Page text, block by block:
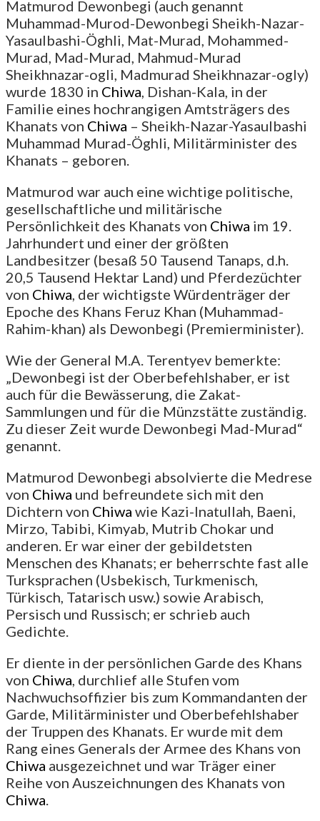
Matmurod Dewonbegi (auch genannt
Muhammad-Murod-Dewonbegi Sheikh-Nazar-
Yasaulbashi-Öghli, Mat-Murad, Mohammed-
Murad, Mad-Murad, Mahmud-Murad
Sheikhnazar-ogli, Madmurad Sheikhnazar-ogly)
wurde 1830 in Chiwa , Dishan-Kala, in der
Familie eines hochrangigen Amtsträgers des
Khanats von Chiwa – Sheikh-Nazar-Yasaulbashi
Muhammad Murad-Öghli, Militärminister des
Khanats – geboren.
Matmurod war auch eine wichtige politische,
gesellschaftliche und militärische
Persönlichkeit des Khanats von Chiwa im 19.
Jahrhundert und einer der größten
Landbesitzer (besaß 50 Tausend Tanaps, d.h.
20,5 Tausend Hektar Land) und Pferdezüchter
von Chiwa , der wichtigste Würdenträger der
Epoche des Khans Feruz Khan (Muhammad-
Rahim-khan) als Dewonbegi (Premierminister).
Wie der General M.A. Terentyev bemerkte:
„Dewonbegi ist der Oberbefehlshaber, er ist
auch für die Bewässerung, die Zakat-
Sammlungen und für die Münzstätte zuständig.
Zu dieser Zeit wurde Dewonbegi Mad-Murad“
genannt.
Matmurod Dewonbegi absolvierte die Medrese
von Chiwa und befreundete sich mit den
Dichtern von Chiwa wie Kazi-Inatullah, Baeni,
Mirzo, Tabibi, Kimyab, Mutrib Chokar und
anderen. Er war einer der gebildetsten
Menschen des Khanats; er beherrschte fast alle
Turksprachen (Usbekisch, Turkmenisch,
Türkisch, Tatarisch usw.) sowie Arabisch,
Persisch und Russisch; er schrieb auch
Gedichte.
Er diente in der persönlichen Garde des Khans
von Chiwa , durchlief alle Stufen vom
Nachwuchsoffizier bis zum Kommandanten der
Garde, Militärminister und Oberbefehlshaber
der Truppen des Khanats. Er wurde mit dem
Rang eines Generals der Armee des Khans von
Chiwa ausgezeichnet und war Träger einer
Reihe von Auszeichnungen des Khanats von
Chiwa